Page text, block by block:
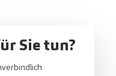
Sie tun?